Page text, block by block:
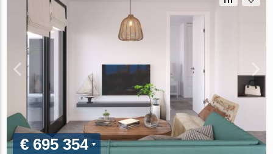
€ 695 354